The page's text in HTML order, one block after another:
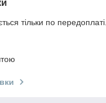
тільки по передоплаті.